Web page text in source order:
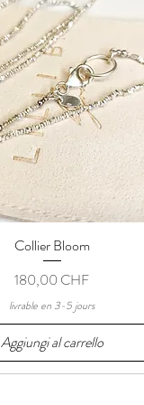
Vista rapida
Collier Bloom
Prezzo
180,00 CHF
livrable en 3-5 jours
Aggiungi al carrello